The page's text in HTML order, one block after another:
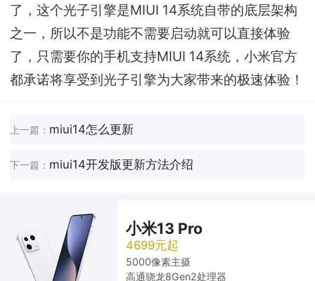
了，这个光子引擎是MIUI 14系统自带的底层架构
之一，所以不是功能不需要启动就可以直接体验
了，只需要你的手机支持MIUI 14系统，小米官方
都承诺将享受到光子引擎为大家带来的极速体验！
上一篇： miui14怎么更新
下一篇： miui14开发版更新方法介绍
小米13 Pro
4699元起
5000像素主摄
高通骁龙8Gen2处理器